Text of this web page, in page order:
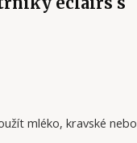
mléko, kravské nebo